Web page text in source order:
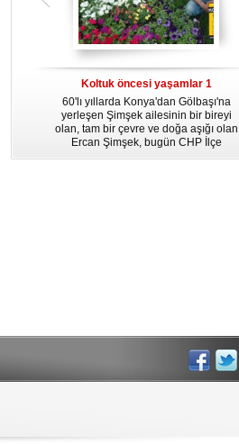
Koltuk öncesi yaşamlar 1
60'lı yıllarda Konya'dan Gölbaşı'na
yerleşen Şimşek ailesinin bir bireyi
olan, tam bir çevre ve doğa aşığı olan
Ercan Şimşek, bugün CHP İlçe
Başkanlığı yaptığı Gölbaşı'nda yaşam